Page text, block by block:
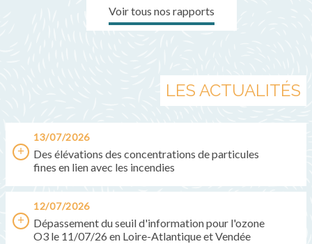
Voir tous nos rapports
LES ACTUALITÉS
13/07/2026
Des élévations des concentrations de particules
fines en lien avec les incendies
12/07/2026
Dépassement du seuil d'information pour l'ozone
O3 le 11/07/26 en Loire-Atlantique et Vendée